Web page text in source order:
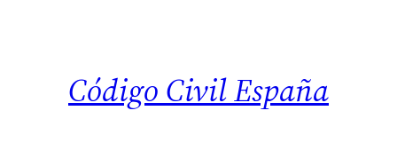
Código Civil España